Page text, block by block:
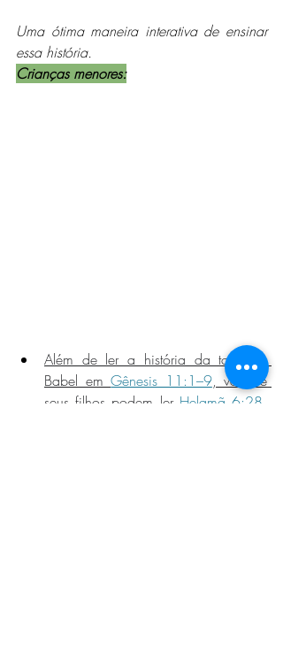
Uma ótima maneira interativa de ensinar
essa história.
Crianças menores:
Além de ler a história da torre de
Babel em Gênesis 11:1–9, você e
seus filhos podem ler Helamã 6:28